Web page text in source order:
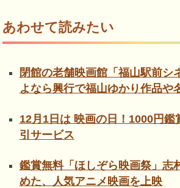
あわせて読みたい
閉館の老舗映画館「福山駅前シ
よなら興行で福山ゆかり作品や
12月1日は 映画の日！1000円鑑
引サービス
鑑賞無料「ほしぞら映画祭」志
めた、人気アニメ映画を上映